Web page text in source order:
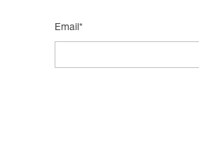
Email*